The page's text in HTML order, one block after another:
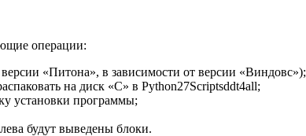
операции:
«Питона», в зависимости от версии «Виндовс»);
на диск «С» в Python27Scriptsddt4all;
установки программы;
будут выведены блоки.